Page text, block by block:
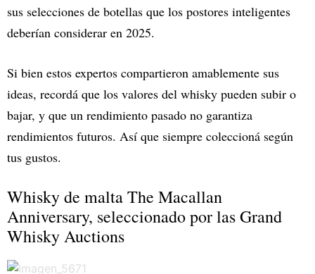
sus selecciones de botellas que los postores inteligentes
deberían considerar en 2025.
Si bien estos expertos compartieron amablemente sus
ideas, recordá que los valores del whisky pueden subir o
bajar, y que un rendimiento pasado no garantiza
rendimientos futuros. Así que siempre coleccioná según
tus gustos.
Whisky de malta The Macallan
Anniversary, seleccionado por las Grand
Whisky Auctions